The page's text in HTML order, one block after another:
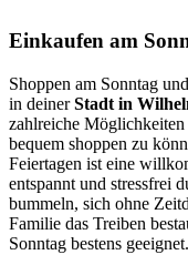
Einkaufen am
Shoppen am Sonntag
in deinerStadt in
zahlreiche
bequem shoppen zu
Feiertagen ist eine
entspannt und stressfrei
bummeln, sich ohne
Familie das Treiben
Sonntag bestens geeignet.